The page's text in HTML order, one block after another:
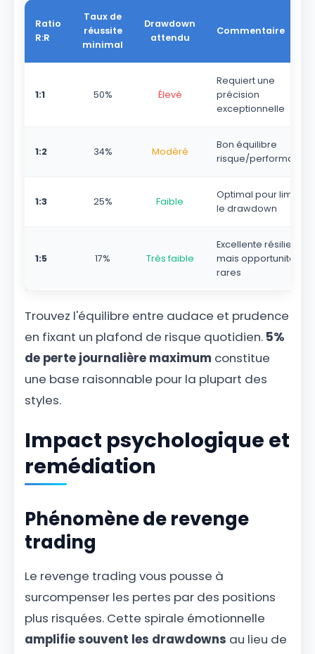
Ratio
R:R
Taux de
réussite
minimal
Drawdown
attendu
Commentaire
1:1 50% Élevé
Requiert une
précision
exceptionnelle
1:2 34% Modéré
Bon équilibre
risque/performance
1:3 25% Faible
Optimal pour limiter
le drawdown
1:5 17% Très faible
Excellente résilience
mais opportunités
rares
Trouvez l'équilibre entre audace et prudence
en fixant un plafond de risque quotidien. 5%
de perte journalière maximum constitue
une base raisonnable pour la plupart des
styles.
Impact psychologique et
remédiation
Phénomène de revenge
trading
Le revenge trading vous pousse à
surcompenser les pertes par des positions
plus risquées. Cette spirale émotionnelle
amplifie souvent les drawdowns au lieu de